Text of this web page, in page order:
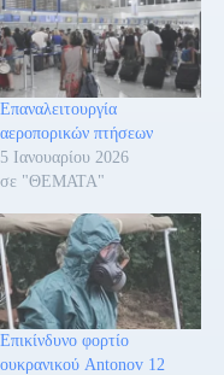
Επαναλειτουργία
αεροπορικών πτήσεων
5 Ιανουαρίου 2026
σε "ΘΕΜΑΤΑ"
Επικίνδυνο φορτίο
ουκρανικού Antonov 12